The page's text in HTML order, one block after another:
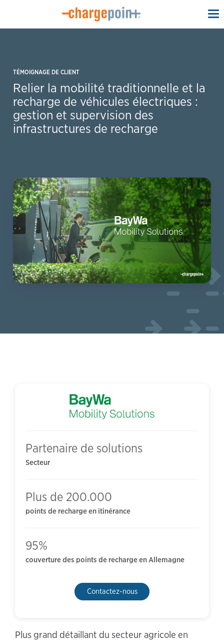
TÉMOIGNAGE DE CLIENT
Relier la mobilité traditionnelle et la
recharge de véhicules électriques :
gestion et supervision des
infrastructures de recharge
Partenaire de solutions
Secteur
Plus de 200.000
points de recharge en itinérance
95%
couverture des points de recharge en Allemagne
Contactez-nous
Plus grand détaillant du secteur agricole en